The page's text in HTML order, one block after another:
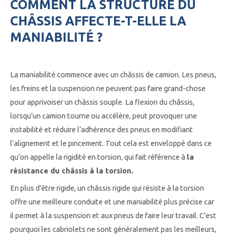
COMMENT LA STRUCTURE DU
CHÂSSIS AFFECTE-T-ELLE LA
MANIABILITÉ ?
La maniabilité commence avec un châssis de camion. Les pneus,
les freins et la suspension ne peuvent pas faire grand-chose
pour apprivoiser un châssis souple. La flexion du châssis,
lorsqu’un camion tourne ou accélère, peut provoquer une
instabilité et réduire l’adhérence des pneus en modifiant
l’alignement et le pincement. Tout cela est enveloppé dans ce
qu’on appelle la rigidité en torsion, qui fait référence à la
résistance du châssis à la torsion.
En plus d’être rigide, un châssis rigide qui résiste à la torsion
offre une meilleure conduite et une maniabilité plus précise car
il permet à la suspension et aux pneus de faire leur travail. C’est
pourquoi les cabriolets ne sont généralement pas les meilleurs,